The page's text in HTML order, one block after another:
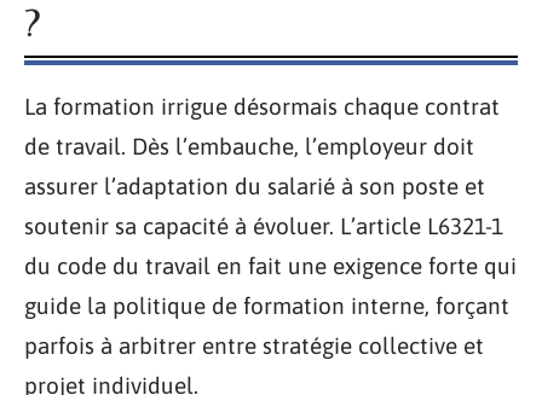
?
La formation irrigue désormais chaque contrat
de travail. Dès l’embauche, l’employeur doit
assurer l’adaptation du salarié à son poste et
soutenir sa capacité à évoluer. L’article L6321-1
du code du travail en fait une exigence forte qui
guide la politique de formation interne, forçant
parfois à arbitrer entre stratégie collective et
projet individuel.